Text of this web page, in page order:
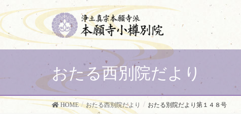
おたる西別院だより
HOME おたる西別院だより おたる別院だより第１４８号